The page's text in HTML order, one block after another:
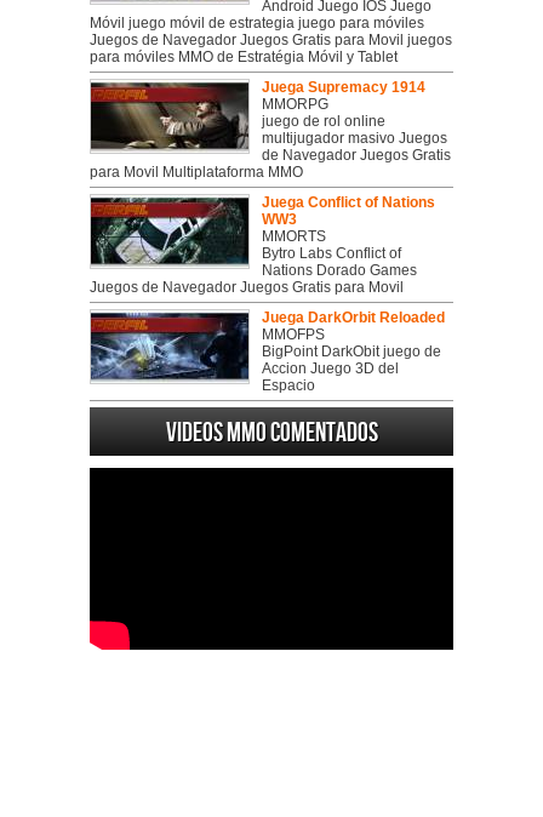
Android Juego IOS Juego
Móvil juego móvil de estrategia juego para móviles
Juegos de Navegador Juegos Gratis para Movil juegos
para móviles MMO de Estratégia Móvil y Tablet
Juega Supremacy 1914
MMORPG
juego de rol online
multijugador masivo Juegos
de Navegador Juegos Gratis
para Movil Multiplataforma MMO
Juega Conflict of Nations
WW3
MMORTS
Bytro Labs Conflict of
Nations Dorado Games
Juegos de Navegador Juegos Gratis para Movil
Juega DarkOrbit Reloaded
MMOFPS
BigPoint DarkObit juego de
Accion Juego 3D del
Espacio
Videos MMO Comentados